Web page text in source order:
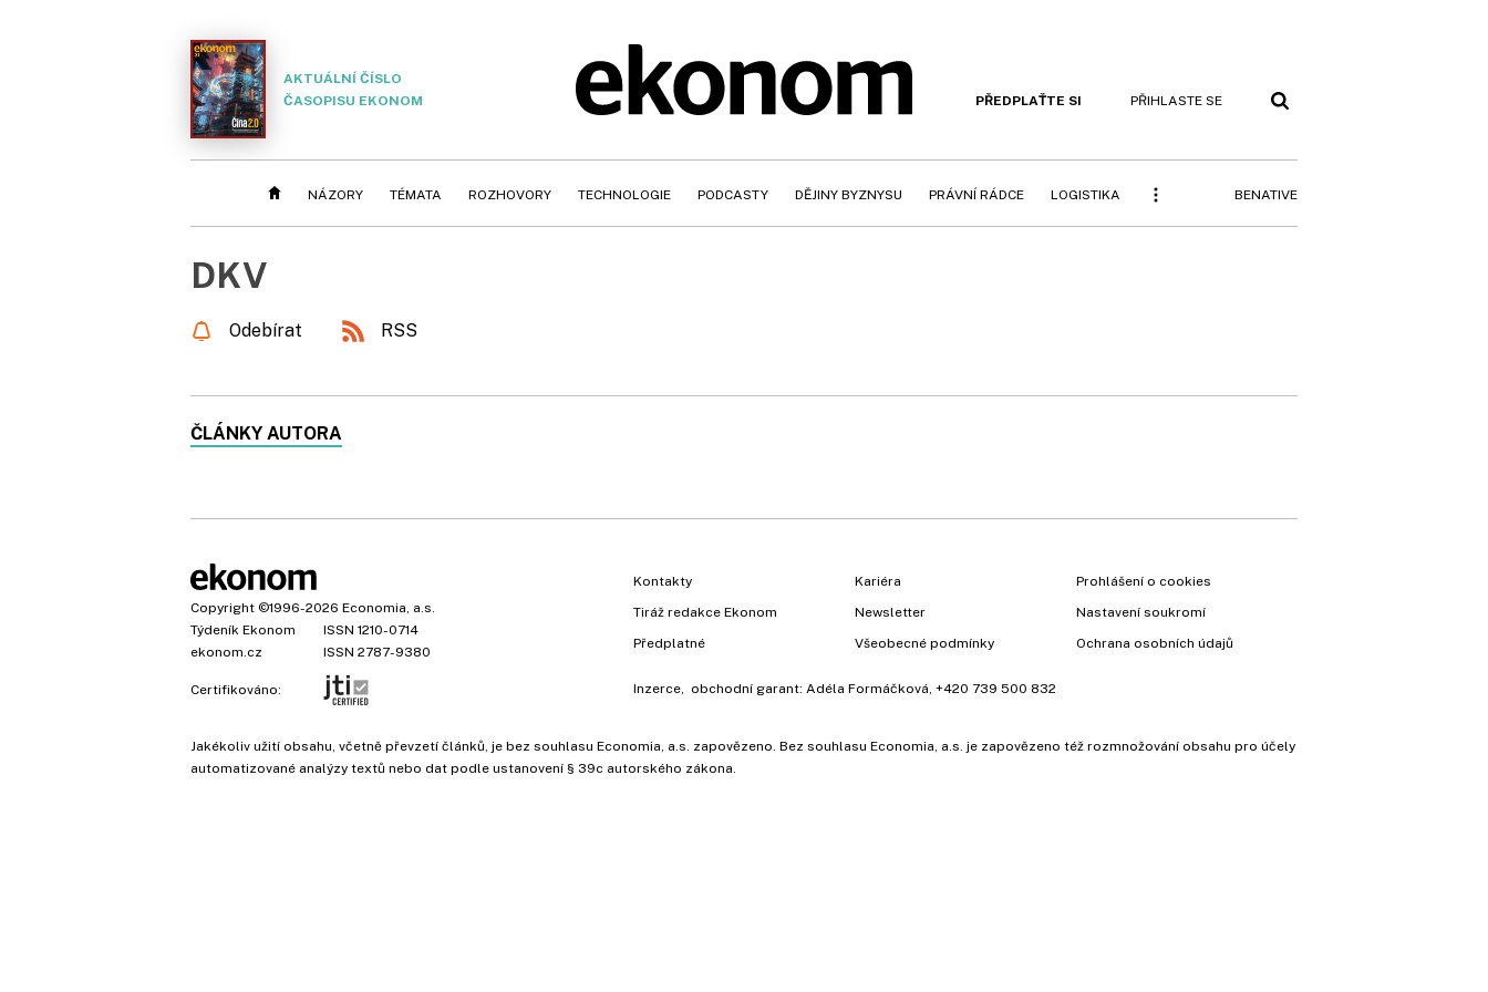
AKTUÁLNÍ ČÍSLO
ČASOPISU EKONOM
PŘEDPLAŤTE SI PŘIHLASTE SE
NÁZORY TÉMATA ROZHOVORY TECHNOLOGIE PODCASTY DĚJINY BYZNYSU PRÁVNÍ RÁDCE LOGISTIKA BENATIVE
DKV
Odebírat RSS
ČLÁNKY AUTORA
Copyright ©1996-2026 Economia, a.s.
Týdeník Ekonom
ISSN 1210-0714
ekonom.cz
ISSN 2787-9380
Certifikováno:
Kontakty
Tiráž redakce Ekonom
Předplatné
Kariéra
Newsletter
Všeobecné podmínky
Prohlášení o cookies
Nastavení soukromí
Ochrana osobních údajů
Inzerce , obchodní garant: Adéla Formáčková +420 739 500 832
Jakékoliv užití obsahu, včetně převzetí článků, je bez souhlasu Economia, a.s. zapovězeno. Bez souhlasu Economia, a.s. je zapovězeno též rozmnožování obsahu pro účely
automatizované analýzy textů nebo dat podle ustanovení § 39c autorského zákona.